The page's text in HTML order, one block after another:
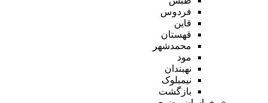
فردوس
قاین
قهستان
محمدشهر
مود
نهبندان
نیمبلوک
بازگشت